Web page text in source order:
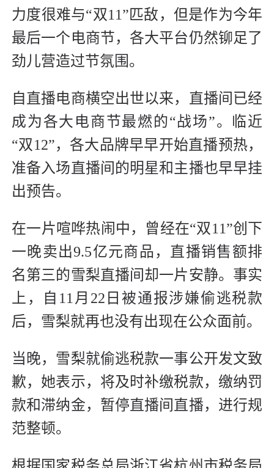
力度很难与“双11”匹敌，但是作为今年
最后一个电商节，各大平台仍然铆足了
劲儿营造过节氛围。
自直播电商横空出世以来，直播间已经
成为各大电商节最燃的“战场”。临近
“双12”，各大品牌早早开始直播预热，
准备入场直播间的明星和主播也早早挂
出预告。
在一片喧哗热闹中，曾经在“双11”创下
一晚卖出9.5亿元商品，直播销售额排
名第三的雪梨直播间却一片安静。事实
上，自11月22日被通报涉嫌偷逃税款
后，雪梨就再也没有出现在公众面前。
当晚，雪梨就偷逃税款一事公开发文致
歉，她表示，将及时补缴税款，缴纳罚
款和滞纳金，暂停直播间直播，进行规
范整顿。